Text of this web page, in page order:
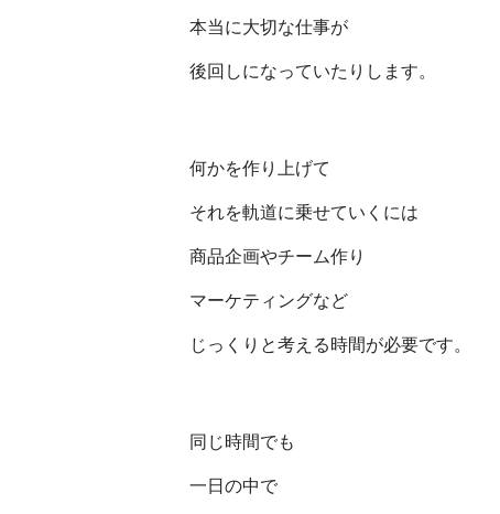
本当に大切な仕事が
後回しになっていたりします。
何かを作り上げて
それを軌道に乗せていくには
商品企画やチーム作り
マーケティングなど
じっくりと考える時間が必要です。
同じ時間でも
一日の中で